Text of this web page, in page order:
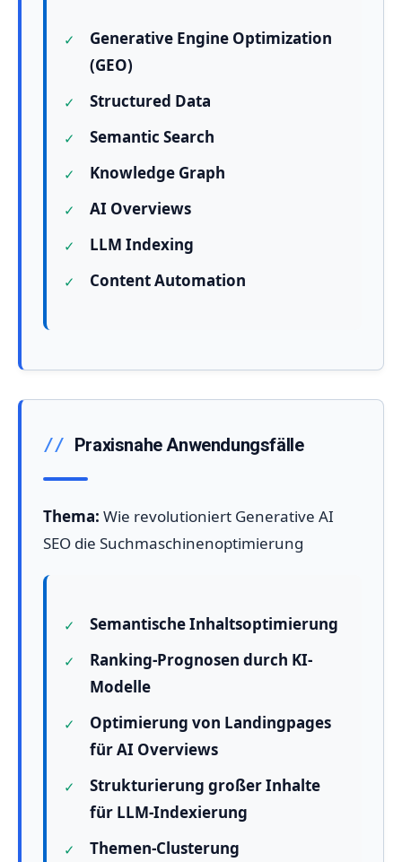
Generative Engine Optimization
(GEO)
Structured Data
Semantic Search
Knowledge Graph
AI Overviews
LLM Indexing
Content Automation
Praxisnahe Anwendungsfälle
Thema: Wie revolutioniert Generative AI
SEO die Suchmaschinenoptimierung
Semantische Inhaltsoptimierung
Ranking-Prognosen durch KI-
Modelle
Optimierung von Landingpages
für AI Overviews
Strukturierung großer Inhalte
für LLM-Indexierung
Themen-Clusterung